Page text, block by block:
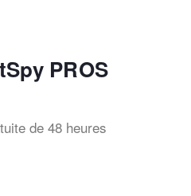
PROS
de 48 heures